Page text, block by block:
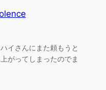
イさんにまた頼もうと
がってしまったのでま